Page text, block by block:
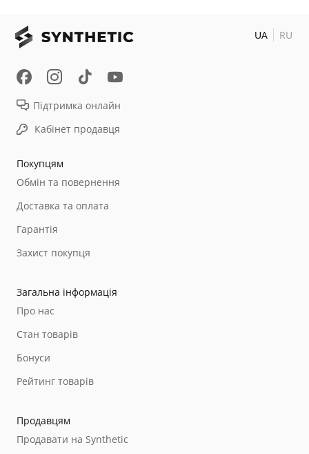
Покупцям
Обмін та повернення
Доставка та оплата
Гарантія
Захист покупця
Загальна інформація
Про нас
Стан товарів
Бонуси
Рейтинг товарів
Продавцям
Продавати на Synthetic
Підтримка онлайн
Кабінет продавця
UA RU